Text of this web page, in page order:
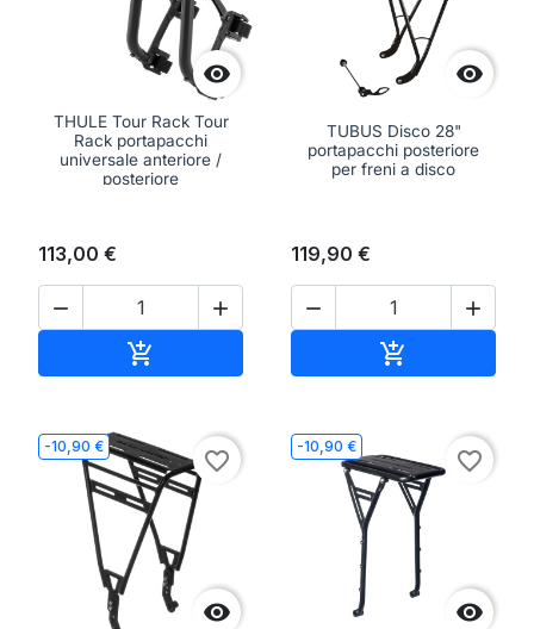

THULE Tour Rack Tour
Rack portapacchi
universale anteriore /
posteriore
113,00 €
 


TUBUS Disco 28"
portapacchi posteriore
per freni a disco
119,90 €
 

-10,90 €

favorite_border
-10,90 €

favorite_border